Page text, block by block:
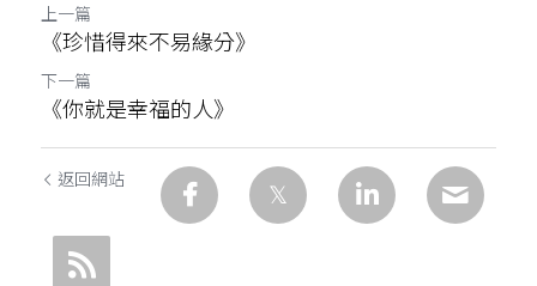
上一篇
《珍惜得來不易緣分》
下一篇
《你就是幸福的人》
返回網站